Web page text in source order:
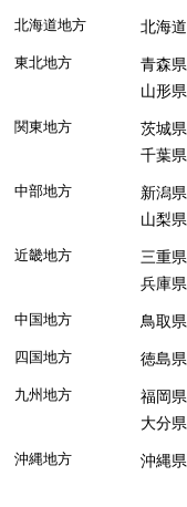
北海道地方 北海道
東北地方 青森県
山形県
関東地方 茨城県
千葉県
中部地方 新潟県
山梨県
近畿地方 三重県
兵庫県
中国地方 鳥取県
四国地方 徳島県
九州地方 福岡県
大分県
沖縄地方 沖縄県